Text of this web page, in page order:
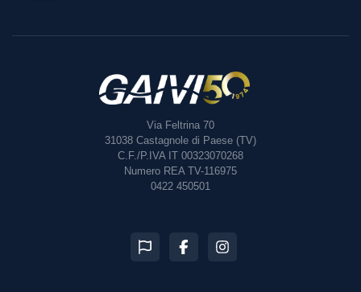
Via Feltrina 70
31038 Castagnole di Paese (TV)
C.F./P.IVA IT 00323070268
Numero REA TV-116975
0422 450501